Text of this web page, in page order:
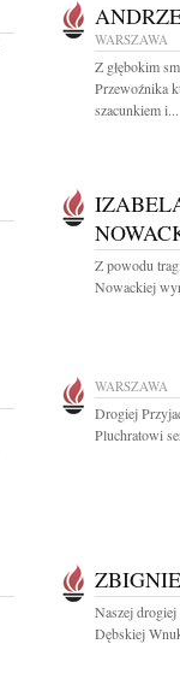
WARSZAWA
Z głębokim
Przewoźnika
szacunkiem i...
Z powodu
Nowackiej
WARSZAWA
Drogiej
Pluchratowi
Naszej
Dębskiej